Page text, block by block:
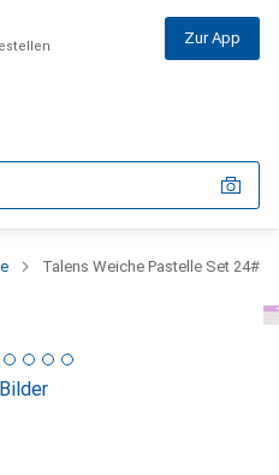
Zur App
Talens Weiche Pastelle Set 24#